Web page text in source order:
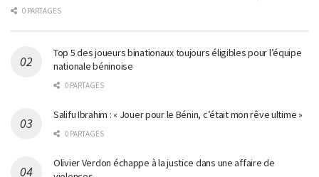
0 PARTAGES
Top 5 des joueurs binationaux toujours éligibles pour l’équipe
nationale béninoise
0 PARTAGES
Salifu Ibrahim : « Jouer pour le Bénin, c’était mon rêve ultime »
0 PARTAGES
Olivier Verdon échappe à la justice dans une affaire de